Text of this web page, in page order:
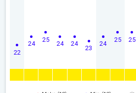
22
24
25
24 24
23
24
25 25